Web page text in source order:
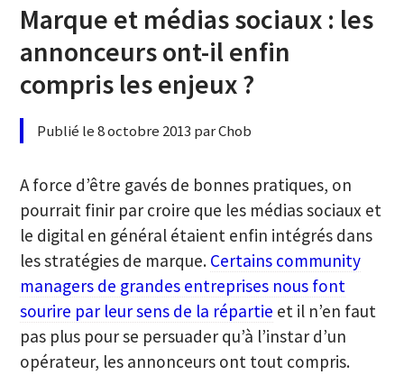
Marque et médias sociaux : les
annonceurs ont-il enfin
compris les enjeux ?
Publié le 8 octobre 2013 par Chob
A force d’être gavés de bonnes pratiques, on
pourrait finir par croire que les médias sociaux et
le digital en général étaient enfin intégrés dans
les stratégies de marque. Certains community
managers de grandes entreprises nous font
sourire par leur sens de la répartie et il n’en faut
pas plus pour se persuader qu’à l’instar d’un
opérateur, les annonceurs ont tout compris.